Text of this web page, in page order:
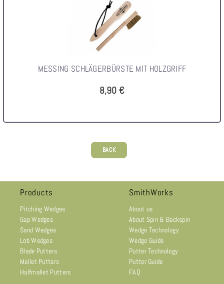
MESSING SCHLÄGERBÜRSTE MIT HOLZGRIFF
8,90 €
BACK
Products
Pitching Wedges
Gap Wedges
Sand Wedges
Lob Wedges
Blade Putters
Mallet Putters
Halfmallet Putters
SmithWorks
About us
About Spin & Backspin
Wedge Technology
Wedge Guide
Putter Technology
Putter Guide
FAQ